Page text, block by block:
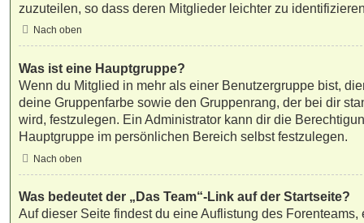
zuzuteilen, so dass deren Mitglieder leichter zu
Nach oben
Was ist eine Hauptgruppe?
Wenn du Mitglied in mehr als einer Benutzergruppe bist,
deine Gruppenfarbe sowie den Gruppenrang, der bei dir
wird, festzulegen. Ein Administrator kann dir die
Hauptgruppe im persönlichen Bereich selbst festzulegen.
Nach oben
Was bedeutet der „Das Team“-Link auf der Startseite?
Auf dieser Seite findest du eine Auflistung des